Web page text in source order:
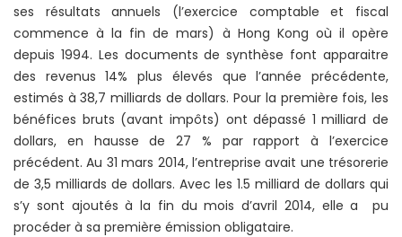
ses résultats annuels (l’exercice comptable et fiscal
commence à la fin de mars) à Hong Kong où il opère
depuis 1994. Les documents de synthèse font apparaitre
des revenus 14% plus élevés que l’année précédente,
estimés à 38,7 milliards de dollars. Pour la première fois, les
bénéfices bruts (avant impôts) ont dépassé 1 milliard de
dollars, en hausse de 27 % par rapport à l’exercice
précédent. Au 31 mars 2014, l’entreprise avait une trésorerie
de 3,5 milliards de dollars. Avec les 1.5 milliard de dollars qui
s’y sont ajoutés à la fin du mois d’avril 2014, elle a pu
procéder à sa première émission obligataire.